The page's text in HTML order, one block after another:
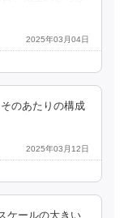
2025年03月04日
のあたりの構成
2025年03月12日
ケールの大きい